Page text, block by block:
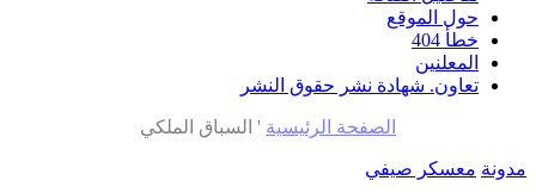
حول الموقع
خطأ 404
المعلنين
تعاون. شهادة نشر حقوق النشر
الصفحة الرئيسية ' السباق الملكي
مدونة معسكر صيفي